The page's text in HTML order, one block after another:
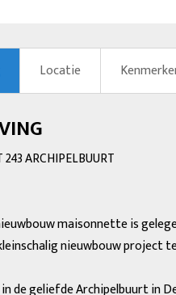
Locatie
ARCHIPELBUURT
maisonnette is
nieuwbouw project
de geliefde Archipelbuurt in